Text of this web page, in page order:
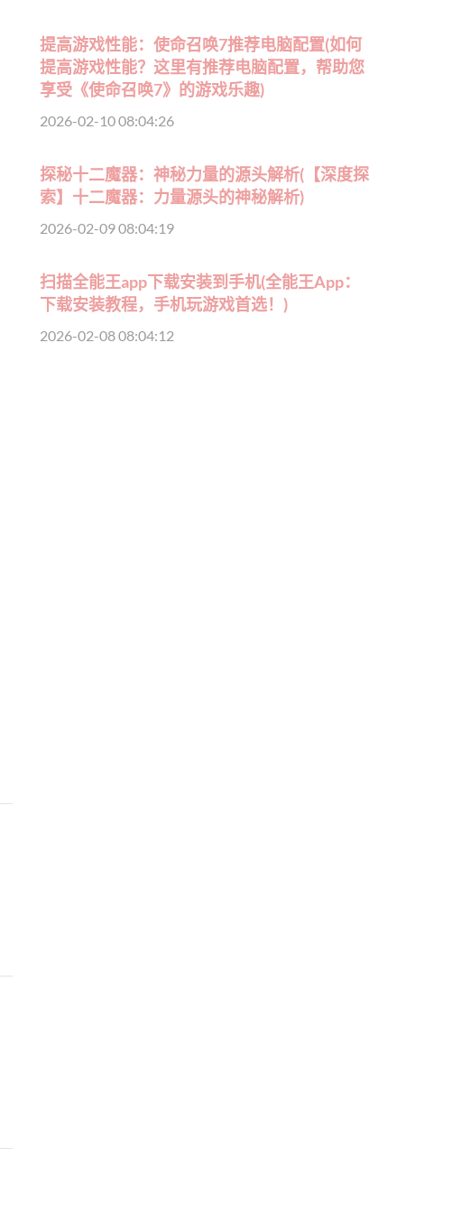
提高游戏性能：使命召唤7推荐电脑配置(如何
提高游戏性能？这里有推荐电脑配置，帮助您
享受《使命召唤7》的游戏乐趣)
2026-02-10 08:04:26
探秘十二魔器：神秘力量的源头解析(【深度探
索】十二魔器：力量源头的神秘解析)
2026-02-09 08:04:19
扫描全能王app下载安装到手机(全能王App：
下载安装教程，手机玩游戏首选！)
2026-02-08 08:04:12